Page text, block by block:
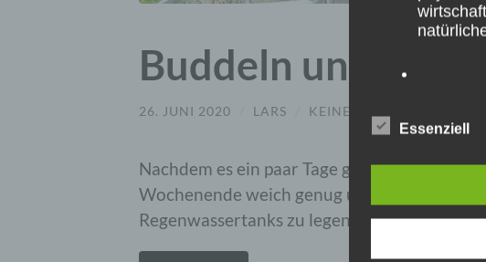
Buddeln und
26. JUNI 2020 LARS KEINE KOMMENTARE
Nachdem es ein paar Tage geregnet hatte,
Wochenende weich genug um das
Regenwassertanks zu legen.
dem für
werden.
Essenziell